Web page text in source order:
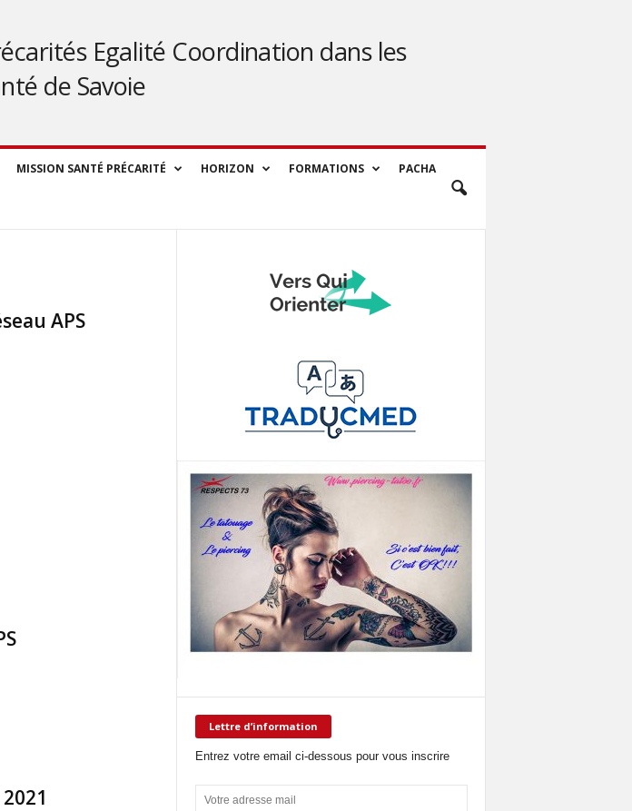
Egalité Coordination dans les
de Savoie
MISSION SANTÉ PRÉCARITÉ HORIZON FORMATIONS PACHA
APS
Lettre d’information
Entrez votre email ci-dessous pour vous inscrire